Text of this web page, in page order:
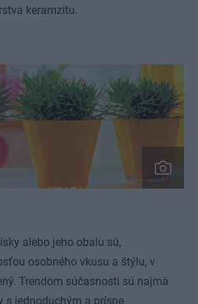
keramzitu.
alebo jeho obalu sú,
osobného vkusu a štýlu, v
Trendom súčasnosti sú najmä
s jednoduchým a prísne